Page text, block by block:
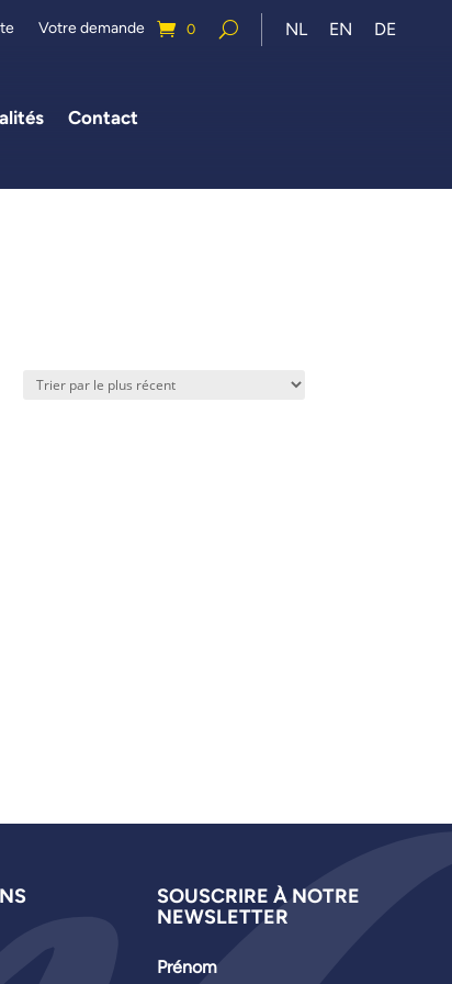
Votre demande 0 NL EN DE
Contact
SOUSCRIRE À NOTRE
NEWSLETTER
Prénom